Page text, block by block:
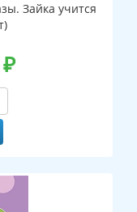
Зайка учится
₽